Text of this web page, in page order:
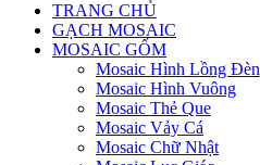
TRANG CHỦ
GẠCH MOSAIC
MOSAIC GỐM
Mosaic Hình Lồng Đèn
Mosaic Hình Vuông
Mosaic Thẻ Que
Mosaic Vảy Cá
Mosaic Chữ Nhật